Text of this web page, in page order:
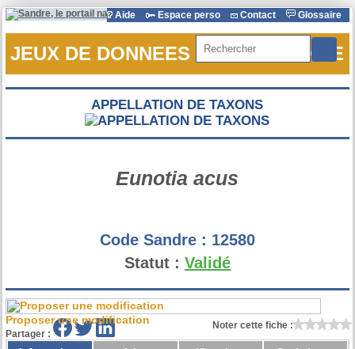
Aide Espace perso Contact Glossaire
Rechercher
JEUX DE DONNEES DE REFERENCE
APPELLATION DE TAXONS
Eunotia acus
Code Sandre : 12580
Statut : Validé
Proposer une modification Noter cette fiche :
Partager :